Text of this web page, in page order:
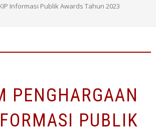
Informasi Publik Awards Tahun 2023
PENGHARGAAN
PUBLIK